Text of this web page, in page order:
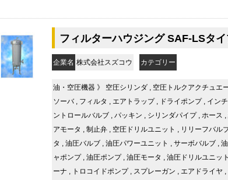
フィルターハウジング SAF-LSタ
企業名 株式会社スズコウ カテゴリー
油・空圧機器 》 空圧シリンダ , 空圧トルクアクチュエ
ソーバ, フィルタ , エアトラップ, ドライポンプ, イン
ントロールバルブ , パッキン , シリンダパイプ, ホース ,
アモータ , 制止弁 , 空圧ドリルユニット , リリーフバル
タ , 油圧バルブ , 油圧パワーユニット , サーボバルブ ,
ャポンプ, 油圧ポンプ, 油圧モータ , 油圧ドリルユニット
ーナ , トロコイドポンプ, スプレーガン , エアドライヤ ,